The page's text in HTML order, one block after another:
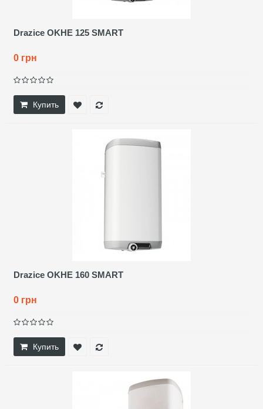
Drazice OKHE 125 SMART
0 грн
Купить
Drazice OKHE 160 SMART
0 грн
Купить